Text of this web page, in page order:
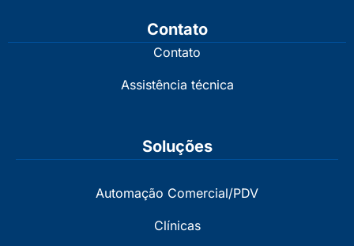
Contato
Contato
Assistência técnica
Soluções
Automação Comercial/PDV
Clínicas